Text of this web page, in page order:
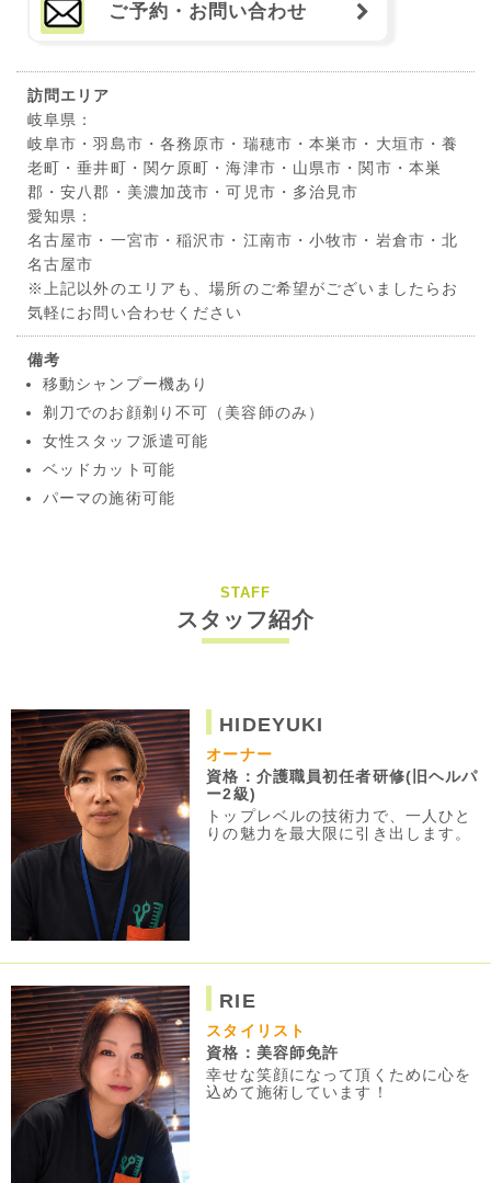
ご予約・お問い合わせ
訪問エリア
岐阜県：
岐阜市・羽島市・各務原市・瑞穂市・本巣市・大垣市・養
老町・垂井町・関ケ原町・海津市・山県市・関市・本巣
郡・安八郡・美濃加茂市・可児市・多治見市
愛知県：
名古屋市・一宮市・稲沢市・江南市・小牧市・岩倉市・北
名古屋市
※上記以外のエリアも、場所のご希望がございましたらお
気軽にお問い合わせください
備考
移動シャンプー機あり
剃刀でのお顔剃り不可（美容師のみ）
女性スタッフ派遣可能
ベッドカット可能
パーマの施術可能
STAFF
スタッフ紹介
HIDEYUKI
オーナー
資格：介護職員初任者研修(旧ヘルパ
ー2級)
トップレベルの技術力で、一人ひと
りの魅力を最大限に引き出します。
RIE
スタイリスト
資格：美容師免許
幸せな笑顔になって頂くために心を
込めて施術しています！